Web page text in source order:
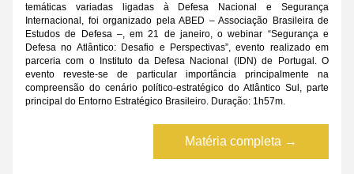
temáticas variadas ligadas à Defesa Nacional e Segurança
Internacional, foi organizado pela ABED – Associação Brasileira de
Estudos de Defesa –, em 21 de janeiro, o webinar “Segurança e
Defesa no Atlântico: Desafio e Perspectivas”, evento realizado em
parceria com o Instituto da Defesa Nacional (IDN) de Portugal. O
evento reveste-se de particular importância principalmente na
compreensão do cenário político-estratégico do Atlântico Sul, parte
principal do Entorno Estratégico Brasileiro. Duração: 1h57m.
Matéria completa →